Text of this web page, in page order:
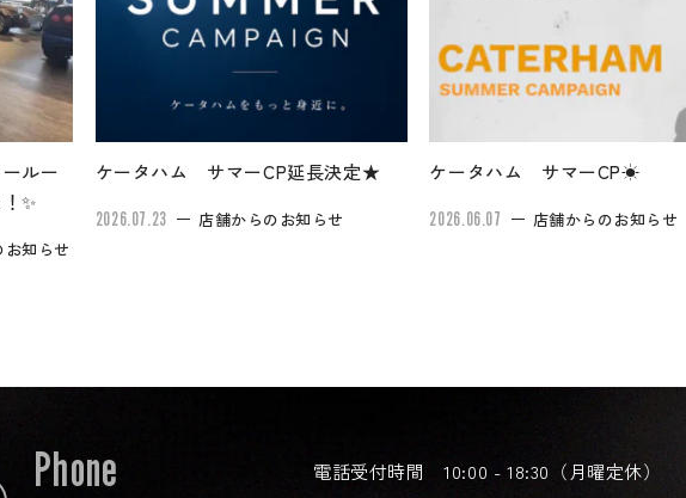
ルー
✨
知らせ
ケータハム サマーCP延長決定★
2026.07.23 店舗からのお知らせ
ケータハム サマーCP☀
2026.06.07 店舗からのお知らせ
Phone 電話受付時間 10:00 - 18:30（月曜定休）